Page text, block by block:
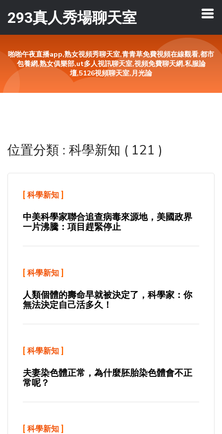
293真人秀場聊天室
啪啪午夜直播app,熟女視頻秀聊天室,青青草免費視頻在線觀看,都市
包養網,熟女俱樂部,ut多人視訊聊天室,視頻免費聊天網,私服論
壇,5126視頻聊天室,月光論
位置分類 : 科學新知 ( 121 )
[ 科學新知 ]
中美科學家聯合追查病毒來源地，美國政界
一片沸騰：項目趕緊停止
[ 科學新知 ]
人類個體的壽命早就被決定了，科學家：你
無法決定自己活多久！
[ 科學新知 ]
夫妻染色體正常，為什麼胚胎染色體會不正
常呢？
[ 科學新知 ]